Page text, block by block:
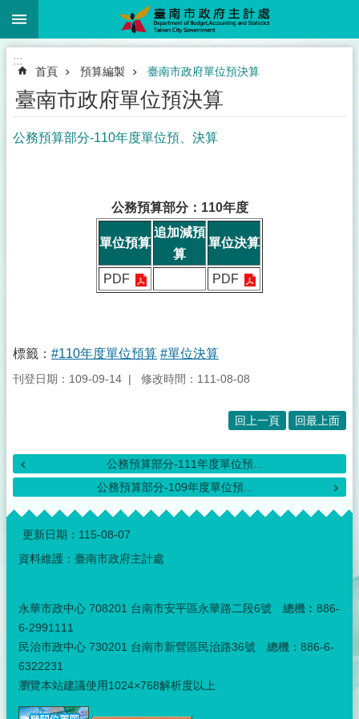
跳到主要內容區塊
:::
首頁 預算編製 臺南市政府單位預決算
臺南市政府單位預決算
公務預算部分-110年度單位預、決算
公務預算部分：110年度
單位預算
追加減預
算
單位決算
PDF PDF
標籤： #110年度單位預算 #單位決算
刊登日期：109-09-14 修改時間：111-08-08
回上一頁 回最上面
公務預算部分-111年度單位預...
公務預算部分-109年度單位預...
:::
更新日期： 115-08-07
資料維護：臺南市政府主計處
永華市政中心 708201 台南市安平區永華路二段6號 總機︰886-
6-2991111
民治市政中心 730201 台南市新營區民治路36號 總機：886-6-
6322231
瀏覽本站建議使用1024×768解析度以上